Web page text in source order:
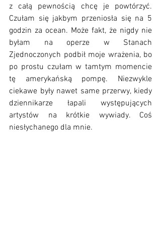
z całą pewnością chcę je powtórzyć.
Czułam się jakbym przeniosła się na 5
godzin za ocean. Może fakt, że nigdy nie
byłam na operze w Stanach
Zjednoczonych podbił moje wrażenia, bo
po prostu czułam w tamtym momencie
tę amerykańską pompę. Niezwykle
ciekawe były nawet same przerwy, kiedy
dziennikarze łapali występujących
artystów na krótkie wywiady. Coś
niesłychanego dla mnie.